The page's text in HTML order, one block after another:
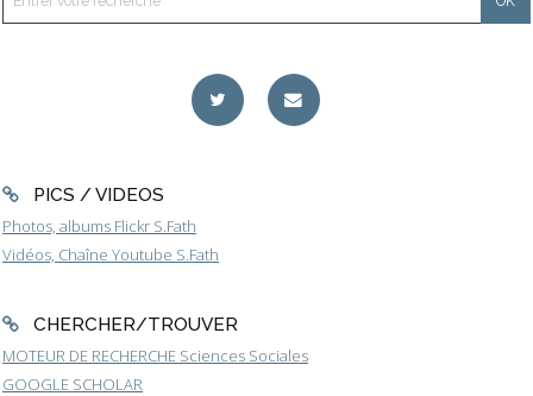
PICS / VIDEOS
Photos, albums Flickr S.Fath
Vidéos, Chaîne Youtube S.Fath
CHERCHER/TROUVER
MOTEUR DE RECHERCHE Sciences Sociales
GOOGLE SCHOLAR